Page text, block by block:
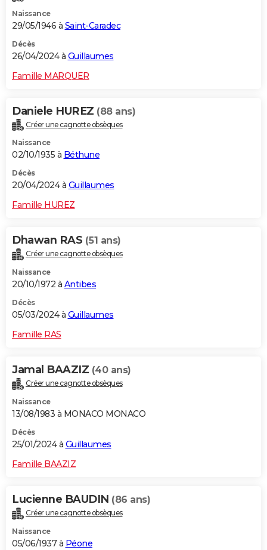
Naissance
29/05/1946 à Saint-Caradec
Décès
26/04/2024 à Guillaumes
Famille MARQUER
Daniele HUREZ (88 ans)
Créer une cagnotte obsèques
Naissance
02/10/1935 à Béthune
Décès
20/04/2024 à Guillaumes
Famille HUREZ
Dhawan RAS (51 ans)
Créer une cagnotte obsèques
Naissance
20/10/1972 à Antibes
Décès
05/03/2024 à Guillaumes
Famille RAS
Jamal BAAZIZ (40 ans)
Créer une cagnotte obsèques
Naissance
13/08/1983 à MONACO MONACO
Décès
25/01/2024 à Guillaumes
Famille BAAZIZ
Lucienne BAUDIN (86 ans)
Créer une cagnotte obsèques
Naissance
05/06/1937 à Péone